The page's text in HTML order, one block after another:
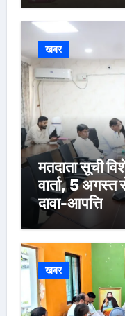
खबर
मतदाता सूची
वार्ता, 5 अगस्त
दावा-आपत्ति
खबर